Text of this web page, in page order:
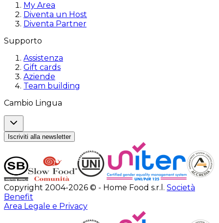
My Area
Diventa un Host
Diventa Partner
Supporto
Assistenza
Gift cards
Aziende
Team building
Cambio Lingua
Iscriviti alla newsletter
Copyright 2004-2026 © - Home Food s.r.l. Società
Benefit
Area Legale e Privacy